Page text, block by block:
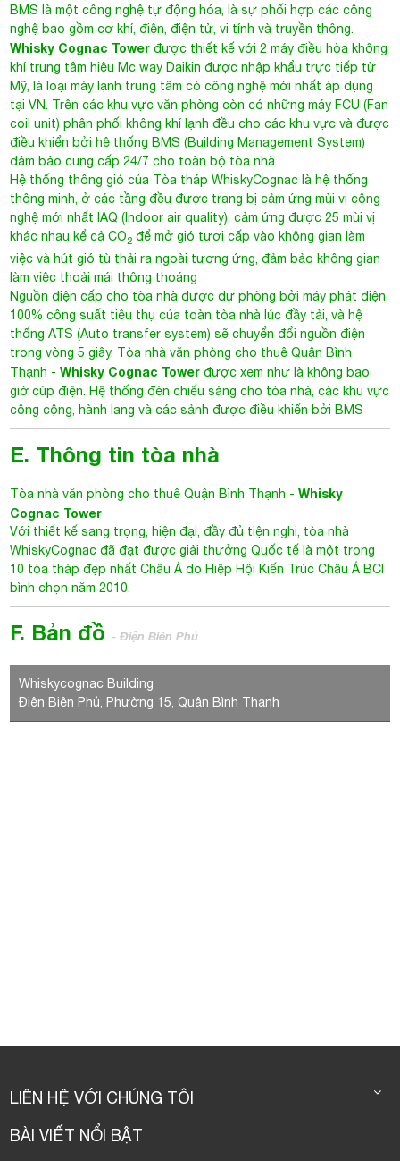
BMS là một công nghệ tự động hóa, là sự phối hợp các công
nghệ bao gồm cơ khí, điện, điện tử, vi tính và truyền thông.
Whisky Cognac Tower được thiết kế với 2 máy điều hòa không
khí trung tâm hiệu Mc way Daikin được nhập khẩu trực tiếp từ
Mỹ, là loại máy lạnh trung tâm có công nghệ mới nhất áp dụng
tại VN. Trên các khu vực văn phòng còn có những máy FCU (Fan
coil unit) phân phối không khí lạnh đều cho các khu vực và được
điều khiển bởi hệ thống BMS (Building Management System)
đảm bảo cung cấp 24/7 cho toàn bộ tòa nhà.
Hệ thống thông gió của Tòa tháp WhiskyCognac là hệ thống
thông minh, ở các tầng đều được trang bị cảm ứng mùi vị công
nghệ mới nhất IAQ (Indoor air quality), cảm ứng được 25 mùi vị
khác nhau kể cả CO2 để mở gió tươi cấp vào không gian làm
việc và hút gió tù thải ra ngoài tương ứng, đảm bảo không gian
làm việc thoải mái thông thoáng
Nguồn điện cấp cho tòa nhà được dự phòng bởi máy phát điện
100% công suất tiêu thụ của toàn tòa nhà lúc đầy tải, và hệ
thống ATS (Auto transfer system) sẽ chuyển đổi nguồn điện
trong vòng 5 giây. Tòa nhà văn phòng cho thuê Quận Bình
Thạnh -Whisky Cognac Tower được xem như là không bao
giờ cúp điện. Hệ thống đèn chiếu sáng cho tòa nhà, các khu vực
công cộng, hành lang và các sảnh được điều khiển bởi BMS
E. Thông tin tòa nhà
Tòa nhà văn phòng cho thuê Quận Bình Thạnh -Whisky
Cognac Tower
Với thiết kế sang trọng, hiện đại, đầy đủ tiện nghi, tòa nhà
WhiskyCognac đã đạt được giải thưởng Quốc tế là một trong
10 tòa tháp đẹp nhất Châu Á do Hiệp Hội Kiến Trúc Châu Á BCI
bình chọn năm 2010.
F. Bản đồ- Điện Biên Phủ
Whiskycognac Building
Điện Biên Phủ, Phường 15, Quận Bình Thạnh
LIÊN HỆ VỚI CHÚNG TÔI
BÀI VIẾT NỔI BẬT